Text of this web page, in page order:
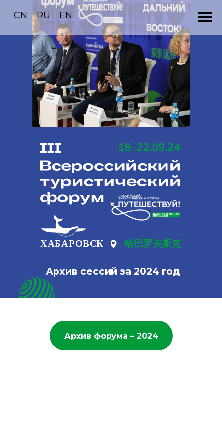
CN | RU | EN
Архив сессий за 2024 год
Архив форума – 2024